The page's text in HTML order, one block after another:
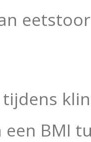
een BMI